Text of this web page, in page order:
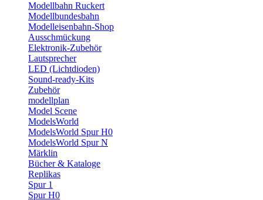
Modellbahn Ruckert
Modellbundesbahn
Modelleisenbahn-Shop
Ausschmückung
Elektronik-Zubehör
Lautsprecher
LED (Lichtdioden)
Sound-ready-Kits
Zubehör
modellplan
Model Scene
ModelsWorld
ModelsWorld Spur H0
ModelsWorld Spur N
Märklin
Bücher & Kataloge
Replikas
Spur 1
Spur H0